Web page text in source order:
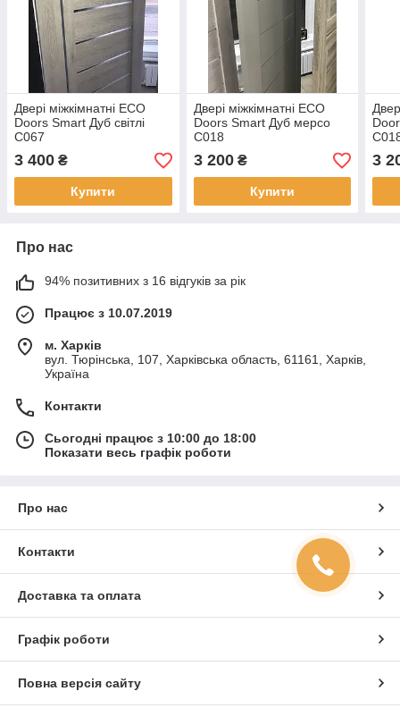
Двері міжкімнатні ECO
Doors Smart Дуб світлі
С067
3 400 ₴
Купити
Двері міжкімнатні ECO
Doors Smart Дуб мерсо
С018
3 200₴
Купити
3
Про нас
94% позитивних з 16 відгуків за рік
Працює з 10.07.2019
м. Харків
вул. Тюрінська, 107, Харківська область, 61161, Харків,
Україна
Контакти
Сьогодні працює з 10:00 до 18:00
Показати весь графік роботи
Про нас
Контакти
Доставка та оплата
Графік роботи
Повна версія сайту